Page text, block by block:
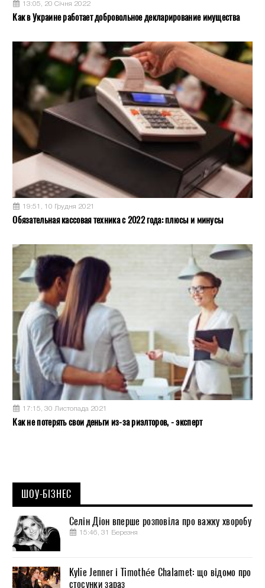
13:05, 20 Січня 2022
Как в Украине работает добровольное декларирование имущества
19:51, 10 Грудня 2021
Обязательная кассовая техника с 2022 года: плюсы и минусы
17:15, 30 Листопада 2021
Как не потерять свои деньги из-за риэлторов, - эксперт
ШОУ-БІЗНЕС
Селін Діон вперше розповіла про важку хворобу
15:46, 31 Березня
Kylie Jenner і Timothée Chalamet: що відомо про
стосунки зараз